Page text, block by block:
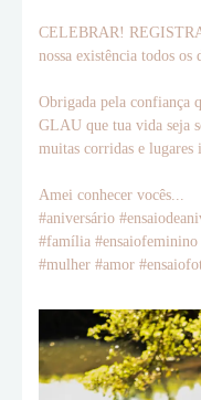
CELEBRAR!
nossa existência todos os
Obrigada pela confiança
GLAU que tua vida seja
muitas corridas e
Amei conhecer vocês...
#aniversário
#família #ensaiofeminino
#mulher #amor